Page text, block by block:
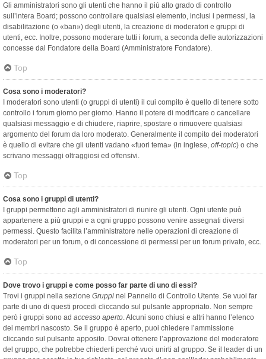
Gli amministratori sono gli utenti che hanno il più alto grado di controllo
sull’intera Board; possono controllare qualsiasi elemento, inclusi i permessi, la
disabilitazione (o «ban») degli utenti, la creazione di moderatori e gruppi di
utenti, ecc. Inoltre, possono moderare tutti i forum, a seconda delle autorizzazioni
concesse dal Fondatore della Board (Amministratore Fondatore).
Top
Cosa sono i moderatori?
I moderatori sono utenti (o gruppi di utenti) il cui compito è quello di tenere sotto
controllo i forum giorno per giorno. Hanno il potere di modificare o cancellare
qualsiasi messaggio e di chiudere, riaprire, spostare o rimuovere qualsiasi
argomento del forum da loro moderato. Generalmente il compito dei moderatori
è quello di evitare che gli utenti vadano «fuori tema» (in inglese, off-topic) o che
scrivano messaggi oltraggiosi ed offensivi.
Top
Cosa sono i gruppi di utenti?
I gruppi permettono agli amministratori di riunire gli utenti. Ogni utente può
appartenere a più gruppi e a ogni gruppo possono venire assegnati diversi
permessi. Questo facilita l’amministratore nelle operazioni di creazione di
moderatori per un forum, o di concessione di permessi per un forum privato, ecc.
Top
Dove trovo i gruppi e come posso far parte di uno di essi?
Trovi i gruppi nella sezione Gruppi nel Pannello di Controllo Utente. Se vuoi far
parte di uno di questi procedi cliccando sul pulsante appropriato. Non sempre
però i gruppi sono ad accesso aperto. Alcuni sono chiusi e altri hanno l’elenco
dei membri nascosto. Se il gruppo è aperto, puoi chiedere l’ammissione
cliccando sul pulsante apposito. Dovrai ottenere l’approvazione del moderatore
del gruppo, che potrebbe chiederti perché vuoi unirti al gruppo. Se il leader di un